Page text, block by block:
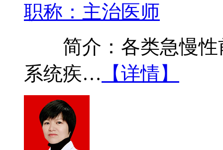
职称：主治医师
简介：各类急慢性
系统疾… 【详情】